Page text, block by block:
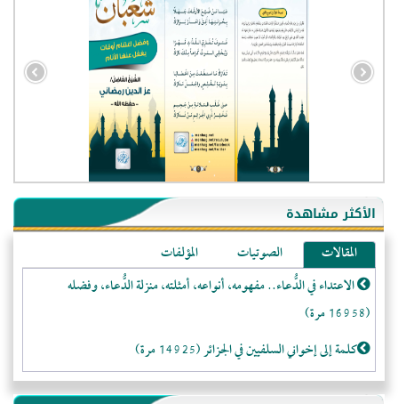
الأكثر مشاهدة
المقالات الصوتيات
المؤلفات
الاعتداء في الدُّعاء.. مفهومه، أنواعه، أمثلته، منزلة الدُّعاء، وفضله
(16958 مرة)
كلمة إلى إخواني السلفيين في الجزائر (14925 مرة)
لا تتَّبعوا عورات الـمسلمين (13373 مرة)
- الولايات المتحدة (72262)
- فيتنام (21498)
-غير معروف (21133)
- الصين (10600)
- كندا (10255)
- فرنسا (9109)
- روسيا (5499)
- المملكة المتحدة (5498)